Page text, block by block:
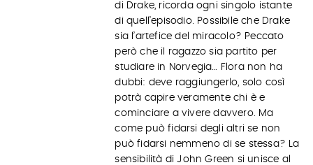
di Drake, ricorda ogni singolo istante
di quell’episodio. Possibile che Drake
sia l’artefice del miracolo? Peccato
però che il ragazzo sia partito per
studiare in Norvegia… Flora non ha
dubbi: deve raggiungerlo, solo così
potrà capire veramente chi è e
cominciare a vivere davvero. Ma
come può fidarsi degli altri se non
può fidarsi nemmeno di se stessa? La
sensibilità di John Green si unisce al